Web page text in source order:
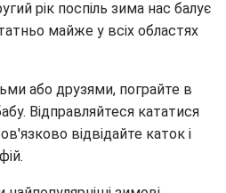
рік поспіль зима нас балує
майже у всіх областях
або друзями, пограйте в
Відправляйтеся кататися
відвідайте каток і